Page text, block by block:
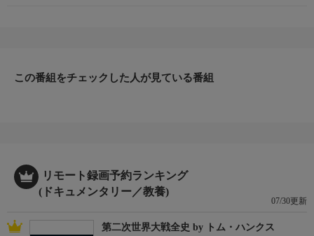
この番組をチェックした人が見ている番組
リモート録画予約ランキング
(ドキュメンタリー／教養)
07/30更新
第二次世界大戦全史 by トム・ハンクス